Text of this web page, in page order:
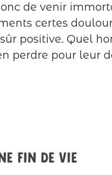
de venir
certes
positive. Quel
perdre pour leur
fin de vie